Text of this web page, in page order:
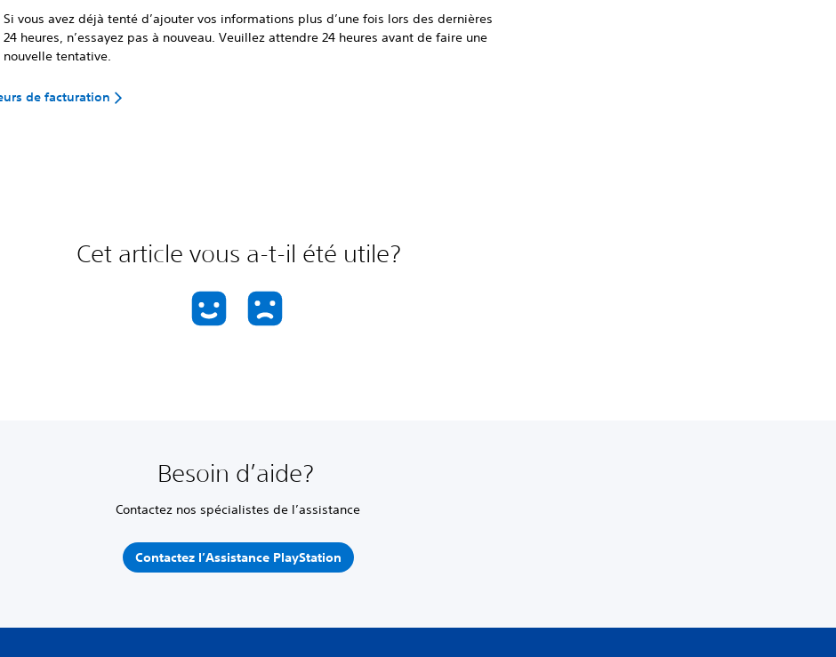
Si vous avez déjà tenté d’ajouter vos informations plus d’une fois lors des dernières
24 heures, n’essayez pas à nouveau. Veuillez attendre 24 heures avant de faire une
nouvelle tentative.
de facturation
Cet article vous a-t-il été utile?
Besoin d’aide?
Contactez nos spécialistes de l’assistance
Contactez l’Assistance PlayStation